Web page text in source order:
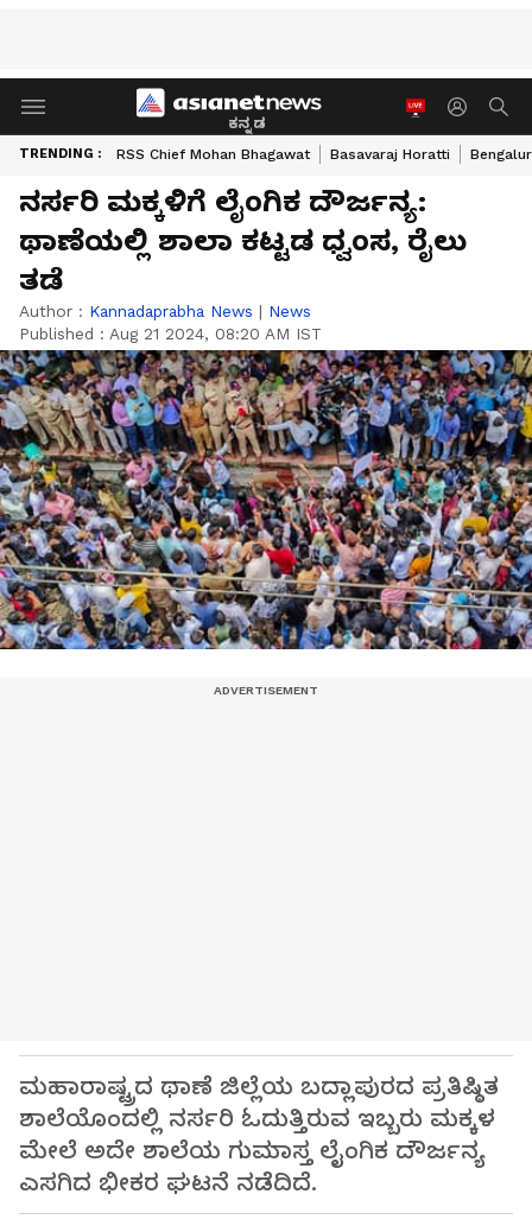
ಕನ್ನಡ
TRENDING : RSS Chief Mohan Bhagawat Basavaraj Horatti
ನರ್ಸರಿ ಮಕ್ಕಳಿಗೆ ಲೈಂಗಿಕ ದೌರ್ಜನ್ಯ:
ಥಾಣೆಯಲ್ಲಿ ಶಾಲಾ ಕಟ್ಟಡ ಧ್ವಂಸ, ರೈಲು
ತಡೆ
Author : Kannadaprabha News | News
Published : Aug 21 2024, 08:20 AM IST
ಮಹಾರಾಷ್ಟ್ರದ ಥಾಣೆ ಜಿಲ್ಲೆಯ ಬದ್ಲಾಪುರದ ಪ್ರತಿಷ್ಠಿತ
ಶಾಲೆಯೊಂದಲ್ಲಿ ನರ್ಸರಿ ಓದುತ್ತಿರುವ ಇಬ್ಬರು ಮಕ್ಕಳ
ಮೇಲೆ ಅದೇ ಶಾಲೆಯ ಗುಮಾಸ್ತ ಲೈಂಗಿಕ ದೌರ್ಜನ್ಯ
ಎಸಗಿದ ಭೀಕರ ಘಟನೆ ನಡೆದಿದೆ.